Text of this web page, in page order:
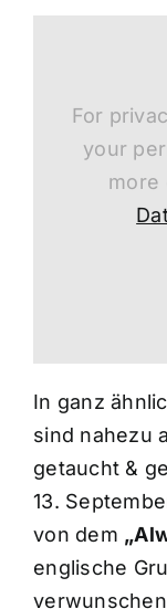
For
your
more
In ganz
sind nahezu
getaucht &
13.
von dem
englische